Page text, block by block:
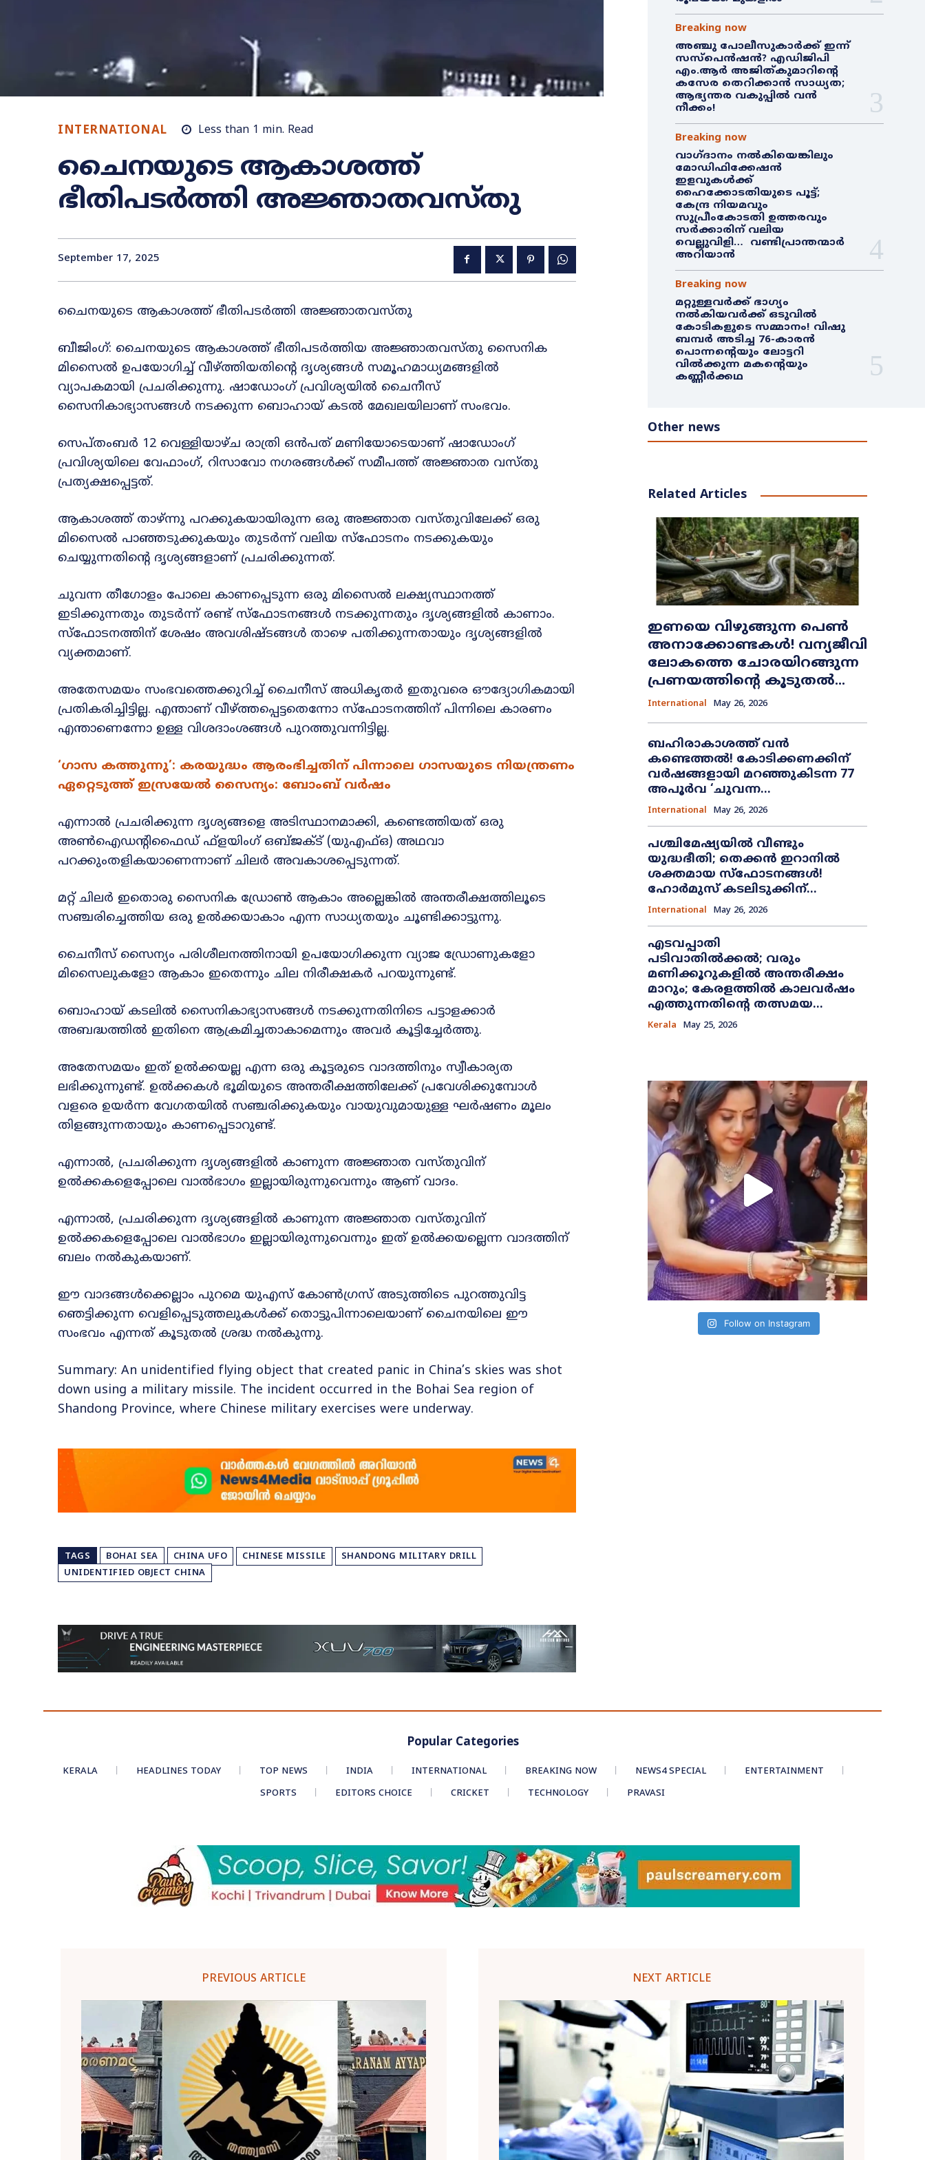
INTERNATIONAL Less than 1 min. Read
ചൈനയുടെ ആകാശത്ത്
ഭീതിപടർത്തി അജ്ഞാതവസ്തു
September 17, 2025
ചൈനയുടെ ആകാശത്ത് ഭീതിപടർത്തി അജ്ഞാതവസ്തു
ബീജിംഗ്: ചൈനയുടെ ആകാശത്ത് ഭീതിപടർത്തിയ അജ്ഞാതവസ്തു സൈനിക
മിസൈൽ ഉപയോഗിച്ച് വീഴ്ത്തിയതിന്റെ ദൃശ്യങ്ങൾ സമൂഹമാധ്യമങ്ങളിൽ
വ്യാപകമായി പ്രചരിക്കുന്നു. ഷാഡോംഗ് പ്രവിശ്യയിൽ ചൈനീസ്
സൈനികാഭ്യാസങ്ങൾ നടക്കുന്ന ബൊഹായ് കടൽ മേഖലയിലാണ് സംഭവം.
സെപ്തംബർ 12 വെള്ളിയാഴ്ച രാത്രി ഒൻപത് മണിയോടെയാണ് ഷാഡോംഗ്
പ്രവിശ്യയിലെ വേഫാംഗ്, റിസാവോ നഗരങ്ങൾക്ക് സമീപത്ത് അജ്ഞാത വസ്തു
പ്രത്യക്ഷപ്പെട്ടത്.
ആകാശത്ത് താഴ്ന്നു പറക്കുകയായിരുന്ന ഒരു അജ്ഞാത വസ്തുവിലേക്ക് ഒരു
മിസൈൽ പാഞ്ഞടുക്കുകയും തുടർന്ന് വലിയ സ്ഫോടനം നടക്കുകയും
ചെയ്യുന്നതിന്റെ ദൃശ്യങ്ങളാണ് പ്രചരിക്കുന്നത്.
ചുവന്ന തീഗോളം പോലെ കാണപ്പെടുന്ന ഒരു മിസൈൽ ലക്ഷ്യസ്ഥാനത്ത്
ഇടിക്കുന്നതും തുടർന്ന് രണ്ട് സ്ഫോടനങ്ങൾ നടക്കുന്നതും ദൃശ്യങ്ങളിൽ കാണാം.
സ്ഫോടനത്തിന് ശേഷം അവശിഷ്ടങ്ങൾ താഴെ പതിക്കുന്നതായും ദൃശ്യങ്ങളിൽ
വ്യക്തമാണ്.
അതേസമയം സംഭവത്തെക്കുറിച്ച് ചൈനീസ് അധികൃതർ ഇതുവരെ ഔദ്യോഗികമായി
പ്രതികരിച്ചിട്ടില്ല. എന്താണ് വീഴ്ത്തപ്പെട്ടതെന്നോ സ്ഫോടനത്തിന് പിന്നിലെ കാരണം
എന്താണെന്നോ ഉള്ള വിശദാംശങ്ങൾ പുറത്തുവന്നിട്ടില്ല.
‘ഗാസ കത്തുന്നു’: കരയുദ്ധം ആരംഭിച്ചതിന് പിന്നാലെ ഗാസയുടെ നിയന്ത്രണം
ഏറ്റെടുത്ത് ഇസ്രയേൽ സൈന്യം: ബോംബ് വർഷം
എന്നാൽ പ്രചരിക്കുന്ന ദൃശ്യങ്ങളെ അടിസ്ഥാനമാക്കി, കണ്ടെത്തിയത് ഒരു
അൺഐഡന്റിഫൈഡ് ഫ്ളയിംഗ് ഒബ്‌ജക്‌ട് (യുഎഫ്‌ഒ) അഥവാ
പറക്കുംതളികയാണെന്നാണ് ചിലർ അവകാശപ്പെടുന്നത്.
മറ്റ് ചിലർ ഇതൊരു സൈനിക ഡ്രോൺ ആകാം അല്ലെങ്കിൽ അന്തരീക്ഷത്തിലൂടെ
സഞ്ചരിച്ചെത്തിയ ഒരു ഉൽക്കയാകാം എന്ന സാധ്യതയും ചൂണ്ടിക്കാട്ടുന്നു.
ചൈനീസ് സൈന്യം പരിശീലനത്തിനായി ഉപയോഗിക്കുന്ന വ്യാജ ഡ്രോണുകളോ
മിസൈലുകളോ ആകാം ഇതെന്നും ചില നിരീക്ഷകർ പറയുന്നുണ്ട്.
ബൊഹായ് കടലിൽ സൈനികാഭ്യാസങ്ങൾ നടക്കുന്നതിനിടെ പട്ടാളക്കാർ
അബദ്ധത്തിൽ ഇതിനെ ആക്രമിച്ചതാകാമെന്നും അവർ കൂട്ടിച്ചേർത്തു.
അതേസമയം ഇത് ഉൽക്കയല്ല എന്ന ഒരു കൂട്ടരുടെ വാദത്തിനും സ്വീകാര്യത
ലഭിക്കുന്നുണ്ട്. ഉൽക്കകൾ ഭൂമിയുടെ അന്തരീക്ഷത്തിലേക്ക് പ്രവേശിക്കുമ്പോൾ
വളരെ ഉയർന്ന വേഗതയിൽ സഞ്ചരിക്കുകയും വായുവുമായുള്ള ഘർഷണം മൂലം
തിളങ്ങുന്നതായും കാണപ്പെടാറുണ്ട്.
എന്നാൽ, പ്രചരിക്കുന്ന ദൃശ്യങ്ങളിൽ കാണുന്ന അജ്ഞാത വസ്തുവിന്
ഉൽക്കകളെപ്പോലെ വാൽഭാഗം ഇല്ലായിരുന്നുവെന്നും ആണ് വാദം.
എന്നാൽ, പ്രചരിക്കുന്ന ദൃശ്യങ്ങളിൽ കാണുന്ന അജ്ഞാത വസ്തുവിന്
ഉൽക്കകളെപ്പോലെ വാൽഭാഗം ഇല്ലായിരുന്നുവെന്നും ഇത് ഉൽക്കയല്ലെന്ന വാദത്തിന്
ബലം നൽകുകയാണ്.
ഈ വാദങ്ങൾക്കെല്ലാം പുറമെ യുഎസ് കോൺഗ്രസ് അടുത്തിടെ പുറത്തുവിട്ട
ഞെട്ടിക്കുന്ന വെളിപ്പെടുത്തലുകൾക്ക് തൊട്ടുപിന്നാലെയാണ് ചൈനയിലെ ഈ
സംഭവം എന്നത് കൂടുതൽ ശ്രദ്ധ നൽകുന്നു.
Summary: An unidentified flying object that created panic in China’s skies was shot
down using a military missile. The incident occurred in the Bohai Sea region of
Shandong Province, where Chinese military exercises were underway.
TAGS BOHAI SEA CHINA UFO CHINESE MISSILE
SHANDONG MILITARY DRILL
UNIDENTIFIED OBJECT CHINA
Breaking now
അഞ്ചു പോലീസുകാർക്ക് ഇന്ന്
സസ്‌പെൻഷൻ? എഡിജിപി
എം.ആർ അജിത്കുമാറിൻ്റെ
കസേര തെറിക്കാൻ സാധ്യത;
ആഭ്യന്തര വകുപ്പിൽ വൻ
നീക്കം!
Breaking now
വാഗ്ദാനം നൽകിയെങ്കിലും
മോഡിഫിക്കേഷൻ
ഇളവുകൾക്ക്
ഹൈക്കോടതിയുടെ പൂട്ട്;
കേന്ദ്ര നിയമവും
സുപ്രീംകോടതി ഉത്തരവും
സർക്കാരിന് വലിയ
വെല്ലുവിളി… വണ്ടിപ്രാന്തന്മാർ
അറിയാൻ
Breaking now
മറ്റുള്ളവർക്ക് ഭാഗ്യം
നൽകിയവർക്ക് ഒടുവിൽ
കോടികളുടെ സമ്മാനം! വിഷു
ബമ്പർ അടിച്ച 76-കാരൻ
പൊന്നന്റെയും ലോട്ടറി
വിൽക്കുന്ന മകന്റെയും
കണ്ണീർക്കഥ
Other news
Related Articles
ഇണയെ വിഴുങ്ങുന്ന പെൺ
അനാക്കോണ്ടകൾ! വന്യജീവി
ലോകത്തെ ചോരയിറങ്ങുന്ന
പ്രണയത്തിന്റെ കൂടുതൽ...
International May 26, 2026
ബഹിരാകാശത്ത് വൻ
കണ്ടെത്തൽ! കോടിക്കണക്കിന്
വർഷങ്ങളായി മറഞ്ഞുകിടന്ന 77
അപൂർവ ‘ചുവന്ന...
International May 26, 2026
പശ്ചിമേഷ്യയിൽ വീണ്ടും
യുദ്ധഭീതി; തെക്കൻ ഇറാനിൽ
ശക്തമായ സ്ഫോടനങ്ങൾ!
ഹോർമുസ് കടലിടുക്കിന്...
International May 26, 2026
എടവപ്പാതി
പടിവാതിൽക്കൽ; വരും
മണിക്കൂറുകളിൽ അന്തരീക്ഷം
മാറും; കേരളത്തിൽ കാലവർഷം
എത്തുന്നതിന്റെ തത്സമയ...
Kerala May 25, 2026
Follow on Instagram
Popular Categories
KERALA HEADLINES TODAY TOP NEWS INDIA INTERNATIONAL BREAKING NOW NEWS4 SPECIAL
ENTERTAINMENT
SPORTS
EDITORS CHOICE CRICKET TECHNOLOGY PRAVASI
PREVIOUS ARTICLE NEXT ARTICLE